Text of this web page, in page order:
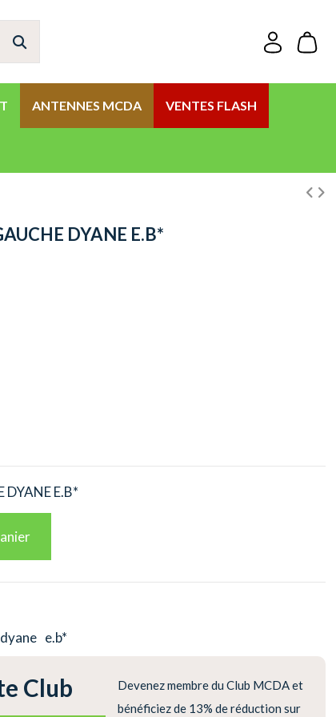
ANTENNES MCDA VENTES FLASH
DYANE E.B*
E.B*
e.b*
Club
Devenez membre du Club MCDA et
bénéficiez de 13% de réduction sur